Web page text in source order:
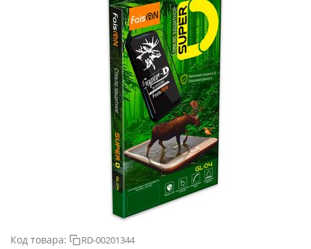
Код товара: RD-00201344